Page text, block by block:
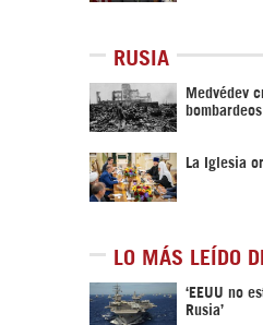
RUSIA
Medvédev
La Iglesia
LO MÁS LEÍDO
‘EEUU no
Rusia’